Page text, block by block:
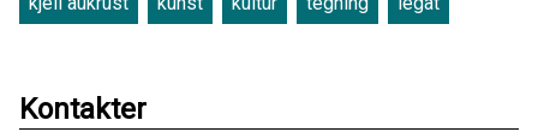
Kontakter